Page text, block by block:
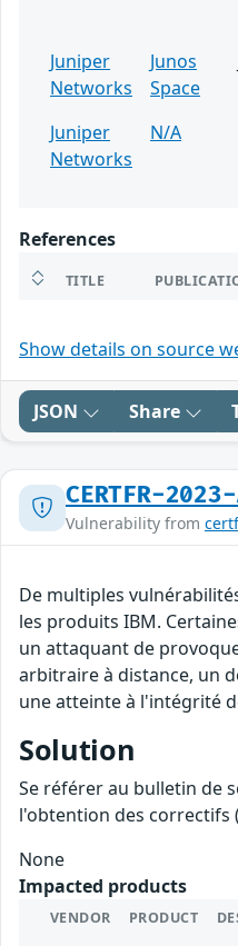
Juniper
Networks
Junos
Space
Juniper
Networks
N/A
References
TITLE
Show details on source
JSON Share
CERTFR-
Vulnerability from
De multiples
les produits IBM.
un attaquant de
arbitraire à distance, un
une atteinte à l'intégrité
Solution
Se référer au bulletin de
l'obtention des correctifs
None
Impacted products
VENDOR PRODUCT